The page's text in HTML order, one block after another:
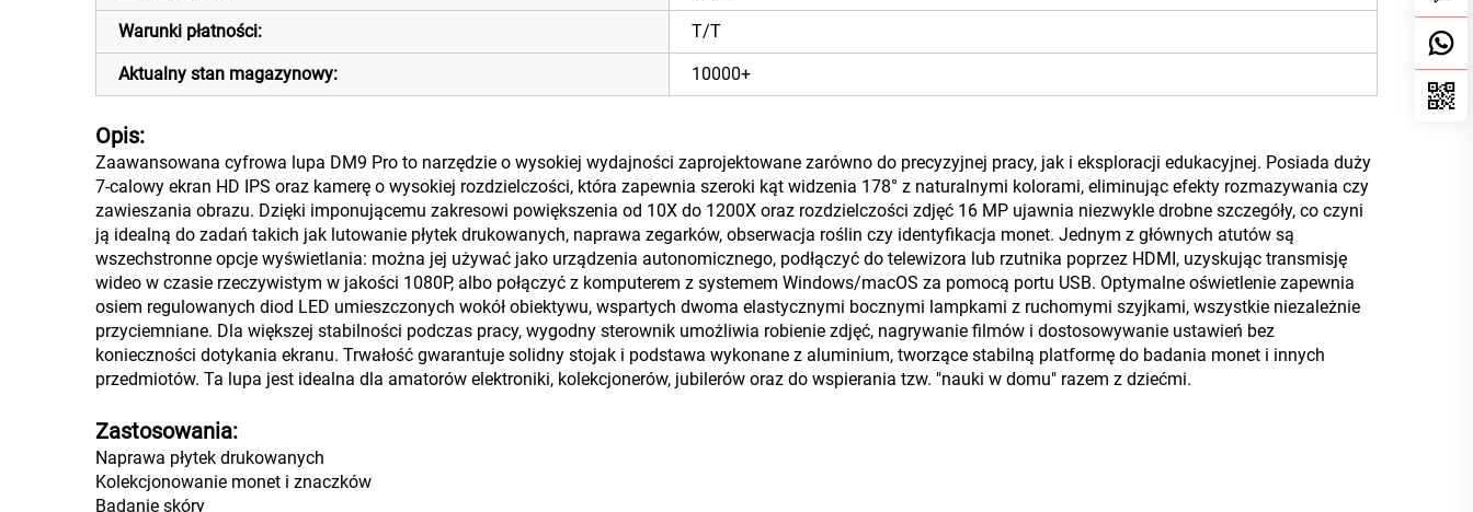
Warunki płatności: T/T
Aktualny stan magazynowy: 10000+
Opis:
Zaawansowana cyfrowa lupa DM9 Pro to narzędzie o wysokiej wydajności zaprojektowane zarówno do precyzyjnej pracy, jak i eksploracji edukacyjnej. Posiada duży
7-calowy ekran HD IPS oraz kamerę o wysokiej rozdzielczości, która zapewnia szeroki kąt widzenia 178° z naturalnymi kolorami, eliminując efekty rozmazywania czy
zawieszania obrazu. Dzięki imponującemu zakresowi powiększenia od 10X do 1200X oraz rozdzielczości zdjęć 16 MP ujawnia niezwykle drobne szczegóły, co czyni
ją idealną do zadań takich jak lutowanie płytek drukowanych, naprawa zegarków, obserwacja roślin czy identyfikacja monet. Jednym z głównych atutów są
wszechstronne opcje wyświetlania: można jej używać jako urządzenia autonomicznego, podłączyć do telewizora lub rzutnika poprzez HDMI, uzyskując transmisję
wideo w czasie rzeczywistym w jakości 1080P, albo połączyć z komputerem z systemem Windows/macOS za pomocą portu USB. Optymalne oświetlenie zapewnia
osiem regulowanych diod LED umieszczonych wokół obiektywu, wspartych dwoma elastycznymi bocznymi lampkami z ruchomymi szyjkami, wszystkie niezależnie
przyciemniane. Dla większej stabilności podczas pracy, wygodny sterownik umożliwia robienie zdjęć, nagrywanie filmów i dostosowywanie ustawień bez
konieczności dotykania ekranu. Trwałość gwarantuje solidny stojak i podstawa wykonane z aluminium, tworzące stabilną platformę do badania monet i innych
przedmiotów. Ta lupa jest idealna dla amatorów elektroniki, kolekcjonerów, jubilerów oraz do wspierania tzw. "nauki w domu" razem z dziećmi.
Zastosowania:
Naprawa płytek drukowanych
Kolekcjonowanie monet i znaczków
Badanie skóry